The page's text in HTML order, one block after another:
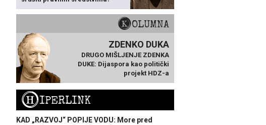
KOLUMNA
ZDENKO DUKA
DRUGO MIŠLJENJE ZDENKA
DUKE: Dijaspora kao politički
projekt HDZ-a
HIPERLINK
KAD „RAZVOJ“ POPIJE VODU: More pred